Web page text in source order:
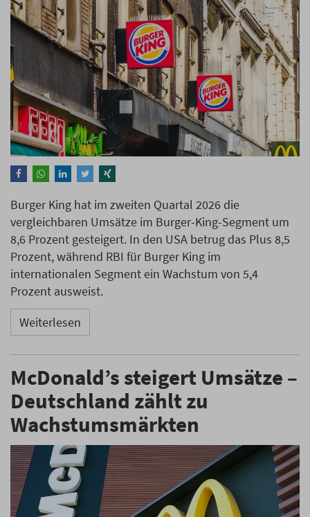
Burger King hat im zweiten Quartal 2026 die
vergleichbaren Umsätze im Burger-King-Segment um
8,6 Prozent gesteigert. In den USA betrug das Plus 8,5
Prozent, während RBI für Burger King im
internationalen Segment ein Wachstum von 5,4
Prozent ausweist.
Weiterlesen
McDonald’s steigert Umsätze –
Deutschland zählt zu
Wachstumsmärkten